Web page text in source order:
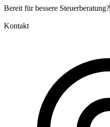
Bereit für bessere Steuerberatung?
Kontakt